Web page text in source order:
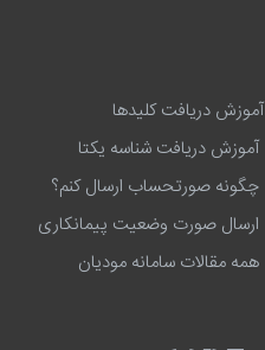
آموزش دریافت کلیدها
آموزش دریافت شناسه یکتا
چگونه صورتحساب ارسال کنم؟
ارسال صورت وضعیت پیمانکاری
همه مقالات سامانه مودیان